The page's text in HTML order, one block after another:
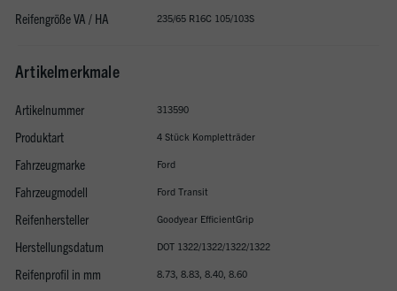
Reifengröße VA / HA 235/65 R16C 105/103S
Artikelmerkmale
Artikelnummer 313590
Produktart 4 Stück Kompletträder
Fahrzeugmarke Ford
Fahrzeugmodell Ford Transit
Reifenhersteller Goodyear EfficientGrip
Herstellungsdatum DOT 1322/1322/1322/1322
Reifenprofil in mm 8.73, 8.83, 8.40, 8.60